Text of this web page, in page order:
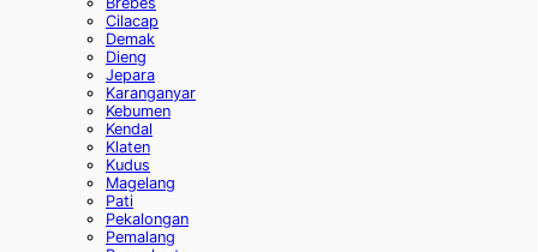
Cilacap
Demak
Dieng
Jepara
Karanganyar
Kebumen
Kendal
Klaten
Kudus
Magelang
Pati
Pekalongan
Pemalang